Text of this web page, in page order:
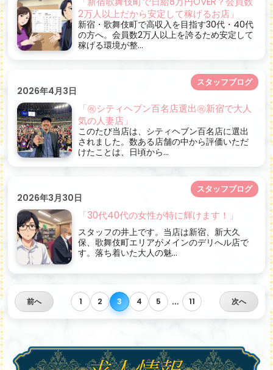
2万人以上だから安定して稼げるお店」
新宿・歌舞伎町で高収入を目指す30代・40代
の方へ。会員数2万人以上を誇るため安定して
稼げる環境が整...
2026年4月3日
スタッフブログ
「㊗シティヘブン百名店選出㊗新宿で大人
気の人妻店」
このたび当店は、シティヘブン百名店に選出
されました。数ある店舗の中から評価いただ
けたことは、日頃から...
2026年3月30日
スタッフブログ
「30代40代の女性が特に輝けます！」
スタッフの井上です。当店は新宿、新大久
保、歌舞伎町エリアがメインのデリへル店で
す。落ち着いた大人の魅...
前へ 1 2 3 4 5 … 11 次へ